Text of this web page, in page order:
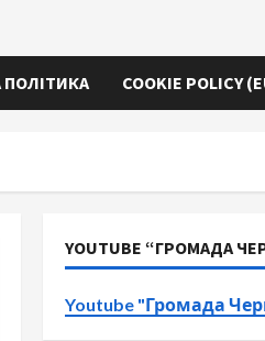
COOKIE POLICY
YOUTUBE “ГРОМАДА
Youtube "Громада